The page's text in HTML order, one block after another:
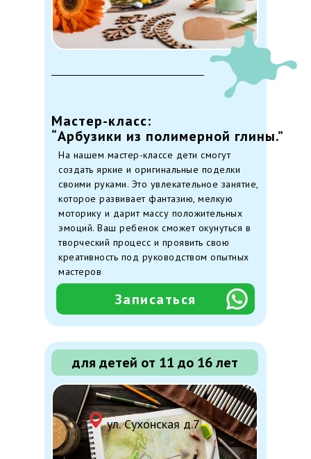
Записаться
Мастер-класс:
“Арбузики из полимерной глины.”
На нашем мастер-классе дети смогут
создать яркие и оригинальные поделки
своими руками. Это увлекательное занятие,
которое развивает фантазию, мелкую
моторику и дарит массу положительных
эмоций. Ваш ребенок сможет окунуться в
творческий процесс и проявить свою
креативность под руководством опытных
мастеров
для детей от 11 до 16 лет
ул. Сухонская д.7